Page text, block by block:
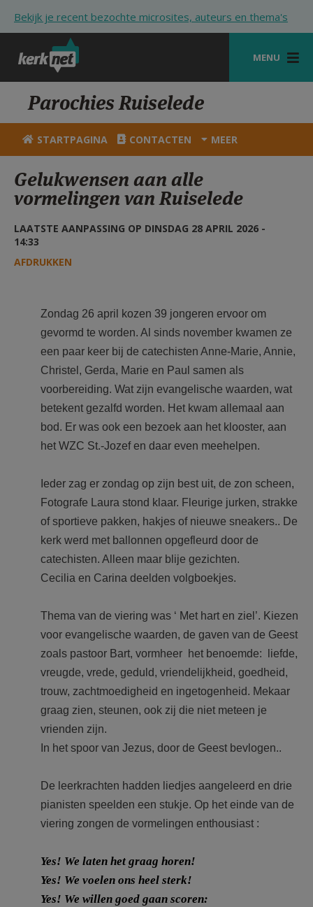
Bekijk je recent bezochte microsites, auteurs en thema's
MENU
STARTPAGINA
KERK
VIERINGEN
SHOP
HULP
STARTPAGINA PORTAAL
AANMELDEN OF REGISTREREN
Parochies Ruiselede
STARTPAGINA CONTACTEN MEER
Gelukwensen aan alle
vormelingen van Ruiselede
LAATSTE AANPASSING OP DINSDAG 28 APRIL 2026 -
14:33
AFDRUKKEN
Zondag 26 april kozen 39 jongeren ervoor om
gevormd te worden. Al sinds november kwamen ze
een paar keer bij de catechisten Anne-Marie, Annie,
Christel, Gerda, Marie en Paul samen als
voorbereiding. Wat zijn evangelische waarden, wat
betekent gezalfd worden. Het kwam allemaal aan
bod. Er was ook een bezoek aan het klooster, aan
het WZC St.-Jozef en daar even meehelpen.
Ieder zag er zondag op zijn best uit, de zon scheen,
Fotografe Laura stond klaar. Fleurige jurken, strakke
of sportieve pakken, hakjes of nieuwe sneakers.. De
kerk werd met ballonnen opgefleurd door de
catechisten. Alleen maar blije gezichten.
Cecilia en Carina deelden volgboekjes.
Thema van de viering was ‘ Met hart en ziel’. Kiezen
voor evangelische waarden, de gaven van de Geest
zoals pastoor Bart, vormheer het benoemde: liefde,
vreugde, vrede, geduld, vriendelijkheid, goedheid,
trouw, zachtmoedigheid en ingetogenheid. Mekaar
graag zien, steunen, ook zij die niet meteen je
vrienden zijn.
In het spoor van Jezus, door de Geest bevlogen..
De leerkrachten hadden liedjes aangeleerd en drie
pianisten speelden een stukje. Op het einde van de
viering zongen de vormelingen enthousiast :
Yes! We laten het graag horen!
Yes! We voelen ons heel sterk!
Yes! We willen goed gaan scoren: